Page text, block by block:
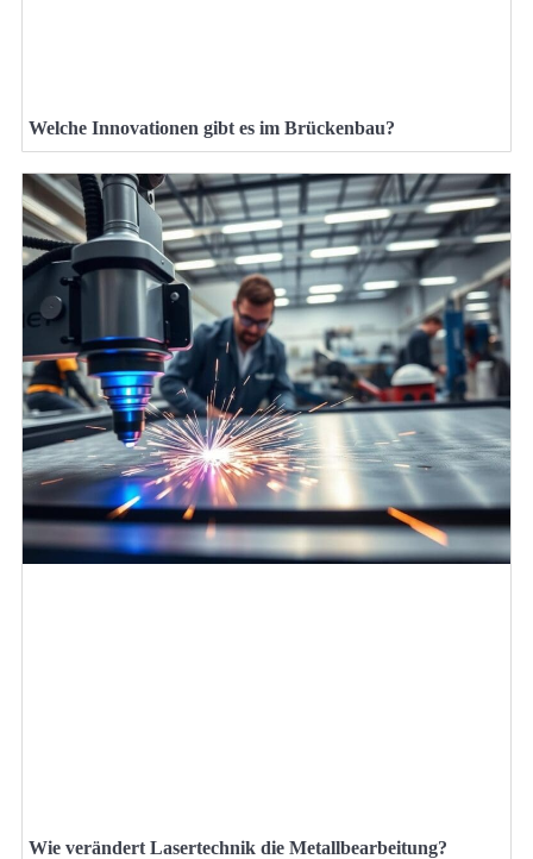
Welche Innovationen gibt es im Brückenbau?
Wie verändert Lasertechnik die Metallbearbeitung?